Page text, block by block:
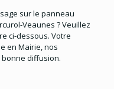
sur le panneau
Veaunes ? Veuillez
ci-dessous. Votre
en Mairie, nos
diffusion.